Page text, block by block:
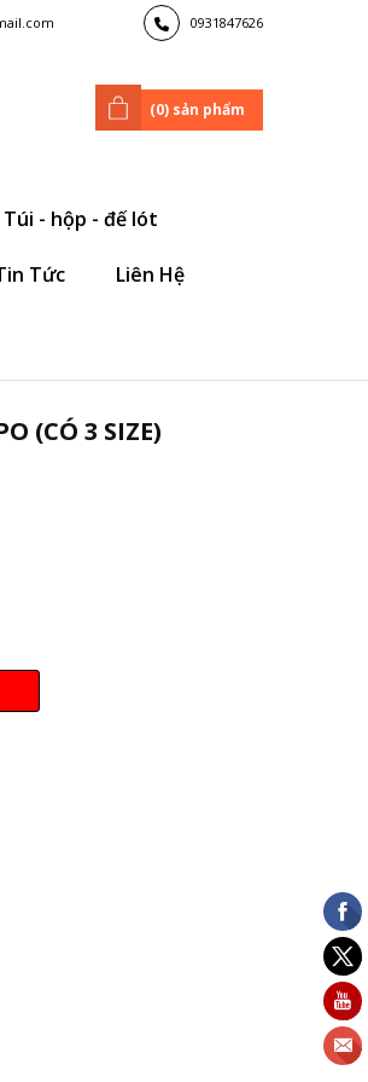
0931847626
(0) sản phẩm
Túi - hộp - đế lót
Tức Liên Hệ
(CÓ 3 SIZE)